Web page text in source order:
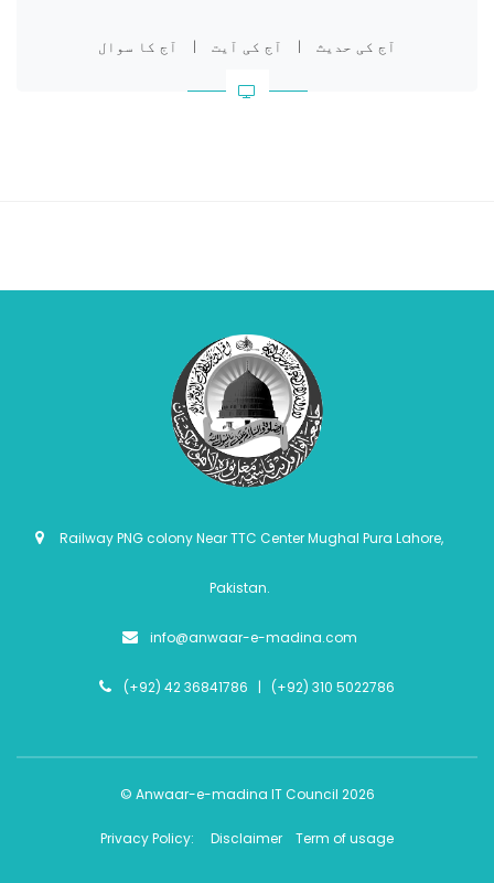
آج کی حدیث | آج کی آیت | آج کا سوال
Railway PNG colony Near TTC Center Mughal Pura Lahore,
Pakistan.
info@anwaar-e-madina.com
(+92) 42 36841786 | (+92) 310 5022786
© Anwaar-e-madina IT Council 2026
Privacy Policy: Disclaimer Term of usage